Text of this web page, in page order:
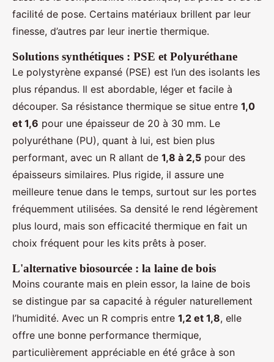
facilité de pose. Certains matériaux brillent par leur
finesse, d’autres par leur inertie thermique.
Solutions synthétiques : PSE et Polyuréthane
Le polystyrène expansé (PSE) est l’un des isolants les
plus répandus. Il est abordable, léger et facile à
découper. Sa résistance thermique se situe entre 1,0
et 1,6 pour une épaisseur de 20 à 30 mm. Le
polyuréthane (PU), quant à lui, est bien plus
performant, avec un R allant de 1,8 à 2,5 pour des
épaisseurs similaires. Plus rigide, il assure une
meilleure tenue dans le temps, surtout sur les portes
fréquemment utilisées. Sa densité le rend légèrement
plus lourd, mais son efficacité thermique en fait un
choix fréquent pour les kits prêts à poser.
L'alternative biosourcée : la laine de bois
Moins courante mais en plein essor, la laine de bois
se distingue par sa capacité à réguler naturellement
l’humidité. Avec un R compris entre 1,2 et 1,8, elle
offre une bonne performance thermique,
particulièrement appréciable en été grâce à son